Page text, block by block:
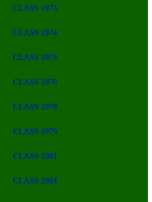
CLASS 1973
CLASS 1974
CLASS 1975
CLASS 1976
CLASS 1978
CLASS 1979
CLASS 1981
CLASS 1994